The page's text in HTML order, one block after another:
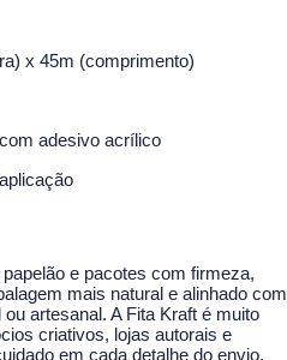
x 45m (comprimento)
adesivo acrílico
e pacotes com firmeza,
mais natural e alinhado com
artesanal. A Fita Kraft é muito
criativos, lojas autorais e
em cada detalhe do envio.